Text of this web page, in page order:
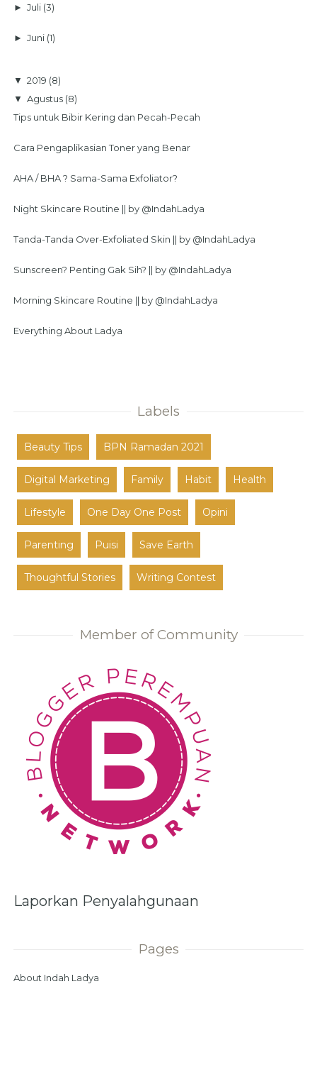
►Juli (3)
►Juni (1)
▼2019 (8)
▼Agustus (8)
Tips untuk Bibir Kering dan Pecah-Pecah
Cara Pengaplikasian Toner yang Benar
AHA / BHA ? Sama-Sama Exfoliator?
Night Skincare Routine || by @IndahLadya
Tanda-Tanda Over-Exfoliated Skin || by @IndahLadya
Sunscreen? Penting Gak Sih? || by @IndahLadya
Morning Skincare Routine || by @IndahLadya
Everything About Ladya
Labels
Beauty Tips BPN Ramadan 2021
Digital Marketing Family Habit Health
Lifestyle One Day One Post Opini
Parenting Puisi Save Earth
Thoughtful Stories Writing Contest
Member of Community
Laporkan Penyalahgunaan
Pages
About Indah Ladya